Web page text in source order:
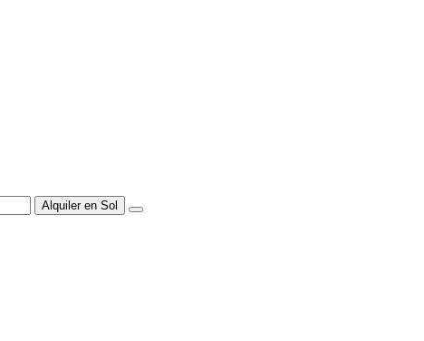
Alquiler en Sol